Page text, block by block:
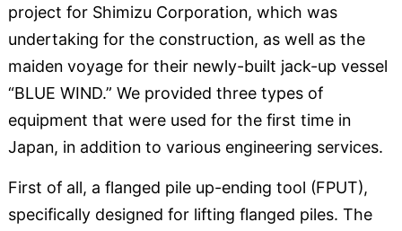
project for Shimizu Corporation, which was
undertaking for the construction, as well as the
maiden voyage for their newly-built jack-up vessel
“BLUE WIND.” We provided three types of
equipment that were used for the first time in
Japan, in addition to various engineering services.
First of all, a flanged pile up-ending tool (FPUT),
specifically designed for lifting flanged piles. The